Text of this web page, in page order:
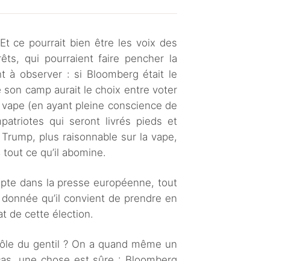
Et ce pourrait bien être les voix des
qui pourraient faire pencher la
à observer : si Bloomberg était le
camp aurait le choix entre voter
(en ayant pleine conscience de
qui seront livrés pieds et
plus raisonnable sur la vape,
ce qu’il abomine.
dans la presse européenne, tout
qu’il convient de prendre en
de cette élection.
du gentil ? On a quand même un